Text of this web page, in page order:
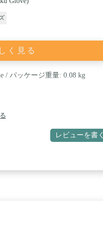
く見る
/ パッケージ重量: 0.08 kg
レビューを書